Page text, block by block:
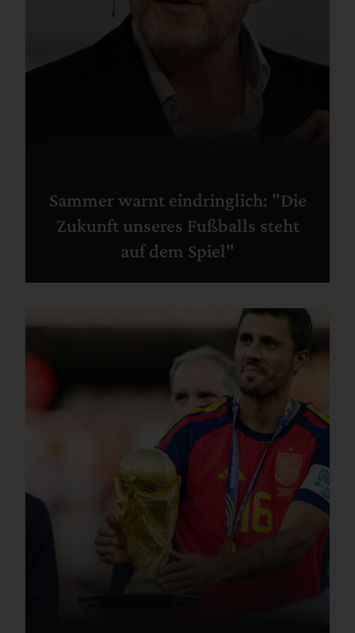
Sammer warnt eindringlich: "Die
Zukunft unseres Fußballs steht
auf dem Spiel"